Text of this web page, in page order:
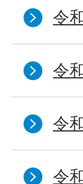
令
令
令
令